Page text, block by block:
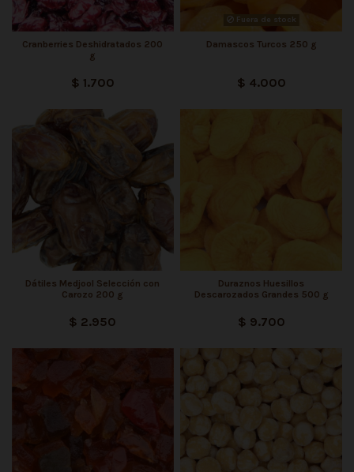
Cranberries Deshidratados 200
g
$ 1.700
Fuera de stock
Damascos Turcos 250 g
$ 4.000
Dátiles Medjool Selección con
Carozo 200 g
$ 2.950
Duraznos Huesillos
Descarozados Grandes 500 g
$ 9.700